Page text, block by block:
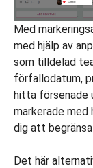
Med
med hjälp av
som tilldelad
förfallodatum,
hitta försenade
markerade med
dig att
Det här